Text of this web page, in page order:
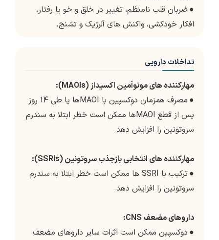
● ضربان قلب نامنظم، تغییر در خلق و خو یا رفتار،
افکار خودکشی، واکنش های آلرژیک و تشنج.
تداخلات دارویی
مهارکننده های مونوآمین اکسیداز (MAOIs):
●
مصرف همزمان دوکسپین با MAOIها یا طی 14 روز
پس از قطع MAOIها ممکن است خطر ابتلا به سندرم
سروتونین را افزایش دهد.
مهارکننده های انتخابی بازجذب سروتونین (SSRIs):
●
ترکیب با SSRI ها ممکن است خطر ابتلا به سندرم
سروتونین را افزایش دهد.
داروهای مضعف CNS:
● دوکسپین ممکن است اثرات سایر داروهای مضعف